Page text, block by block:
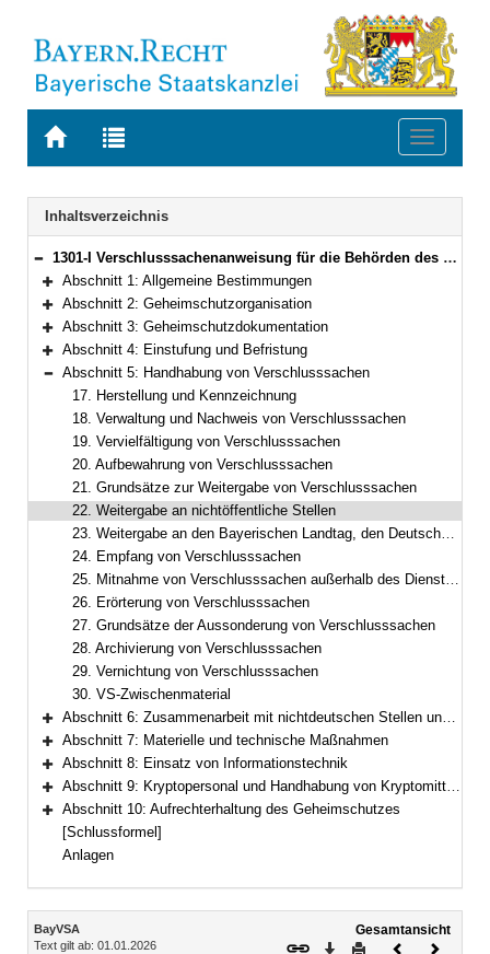
Zur
BAYERN.RECHT
Zur
letzten
Suche
Toggle
Navigation
Inhaltsverzeichnis
Bereich reduzieren
1301-I Verschlusssachenanweisung für die Behörden des Freistaates Bayern (Bayerische Verschlusssachenanweisung – BayVSA) Bekanntmachung der Bayerischen Staatsregierung vom 9. Dezember 2025, Az. B II 2 – G 31/22-1 (BayMBl. Nr. 571 ; 2026 Nr. 16)
Bereich erweitern
Abschnitt 1: Allgemeine Bestimmungen
Bereich erweitern
Abschnitt 2: Geheimschutzorganisation
Bereich erweitern
Abschnitt 3: Geheimschutzdokumentation
Bereich erweitern
Abschnitt 4: Einstufung und Befristung
Bereich reduzieren
Abschnitt 5: Handhabung von Verschlusssachen
17. Herstellung und Kennzeichnung
18. Verwaltung und Nachweis von Verschlusssachen
19. Vervielfältigung von Verschlusssachen
20. Aufbewahrung von Verschlusssachen
21. Grundsätze zur Weitergabe von Verschlusssachen
22. Weitergabe an nichtöffentliche Stellen
23. Weitergabe an den Bayerischen Landtag, den Deutschen Bundestag, den Bundesrat und Landesparlamente
24. Empfang von Verschlusssachen
25. Mitnahme von Verschlusssachen außerhalb des Dienstgebäudes
26. Erörterung von Verschlusssachen
27. Grundsätze der Aussonderung von Verschlusssachen
28. Archivierung von Verschlusssachen
29. Vernichtung von Verschlusssachen
30. VS-Zwischenmaterial
Bereich erweitern
Abschnitt 6: Zusammenarbeit mit nichtdeutschen Stellen und nichtöffentlichen Stellen mit Sitz im Ausland
Bereich erweitern
Abschnitt 7: Materielle und technische Maßnahmen
Bereich erweitern
Abschnitt 8: Einsatz von Informationstechnik
Bereich erweitern
Abschnitt 9: Kryptopersonal und Handhabung von Kryptomitteln
Bereich erweitern
Abschnitt 10: Aufrechterhaltung des Geheimschutzes
[Schlussformel]
Anlagen
Inhalt
BayVSA
Text gilt ab: 01.01.2026
Gesamtansicht
Download
DruckenVorheriges